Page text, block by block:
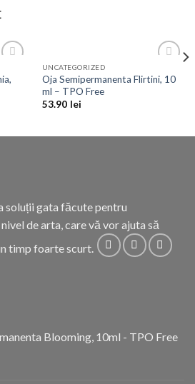
Wishlist
UNCATEGORIZED
Oja Semipermanenta Flirtini, 10
ml – TPO Free
53.90 lei
gata făcute pentru
de arta, care vă vor ajuta să
timp foarte scurt.
Blooming, 10ml - TPO Free